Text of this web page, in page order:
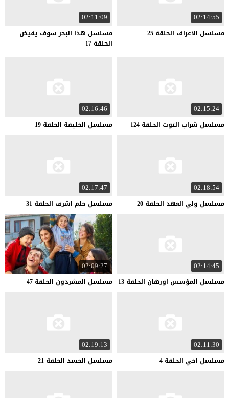
02:14:55
مسلسل الاعراف الحلقة 25
02:11:09
مسلسل هذا البحر سوف يفيض
الحلقة 17
02:15:24
مسلسل شراب التوت الحلقة 124
02:16:46
مسلسل الخليفة الحلقة 19
02:18:54
مسلسل ولي العهد الحلقة 20
02:17:47
مسلسل حلم اشرف الحلقة 31
02:14:45
مسلسل المؤسس اورهان الحلقة 13
02:09:27
مسلسل المشردون الحلقة 47
02:11:30
مسلسل اخي الحلقة 4
02:19:13
مسلسل الحسد الحلقة 21